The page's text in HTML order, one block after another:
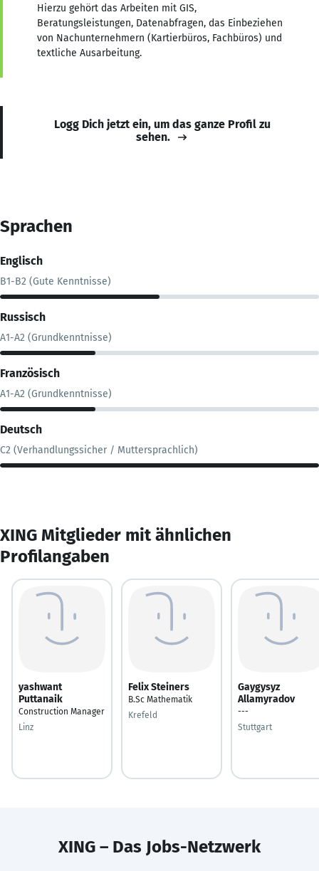
Hierzu gehört das Arbeiten mit GIS,
Beratungsleistungen, Datenabfragen, das Einbeziehen
von Nachunternehmern (Kartierbüros, Fachbüros) und
textliche Ausarbeitung.
Logg Dich jetzt ein, um das ganze Profil zu
sehen.
Sprachen
Englisch
B1-B2 (Gute Kenntnisse)
Russisch
A1-A2 (Grundkenntnisse)
Französisch
A1-A2 (Grundkenntnisse)
Deutsch
C2 (Verhandlungssicher / Muttersprachlich)
XING Mitglieder mit ähnlichen
Profilangaben
yashwant
Puttanaik
Construction Manager
Linz
Felix Steiners
B.Sc Mathematik
Krefeld
Gaygysyz
Allamyradov
---
Stuttgart
XING – Das Jobs-Netzwerk